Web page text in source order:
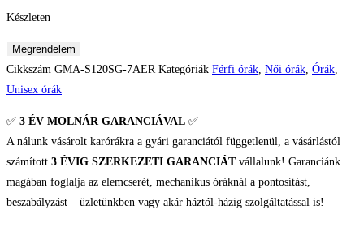
Készleten
Casio
G-
Shock
karóra
Megrendelem
Cikkszám GMA-S120SG-7AER Kategóriák Férfi órák, Női órák, Órák,
Unisex órák
✅ 3 ÉV MOLNÁR GARANCIÁVAL ✅
A nálunk vásárolt karórákra a gyári garanciától függetlenül, a vásárlástól
számított 3 ÉVIG SZERKEZETI GARANCIÁTvállalunk! Garanciánk
magában foglalja az elemcserét, mechanikus óráknál a pontosítást,
beszabályzást – üzletünkben vagy akár háztól-házig szolgáltatással is!